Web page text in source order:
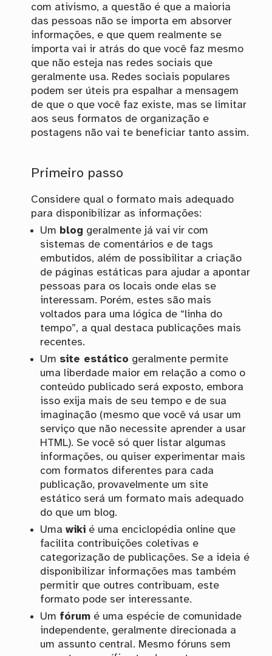
com ativismo, a questão é que a maioria
das pessoas não se importa em absorver
informações, e que quem realmente se
importa vai ir atrás do que você faz mesmo
que não esteja nas redes sociais que
geralmente usa. Redes sociais populares
podem ser úteis pra espalhar a mensagem
de que o que você faz existe, mas se limitar
aos seus formatos de organização e
postagens não vai te beneficiar tanto assim.
Primeiro passo
Considere qual o formato mais adequado
para disponibilizar as informações:
Um blog geralmente já vai vir com
sistemas de comentários e de tags
embutidos, além de possibilitar a criação
de páginas estáticas para ajudar a apontar
pessoas para os locais onde elas se
interessam. Porém, estes são mais
voltados para uma lógica de “linha do
tempo”, a qual destaca publicações mais
recentes.
Um site estático geralmente permite
uma liberdade maior em relação a como o
conteúdo publicado será exposto, embora
isso exija mais de seu tempo e de sua
imaginação (mesmo que você vá usar um
serviço que não necessite aprender a usar
HTML). Se você só quer listar algumas
informações, ou quiser experimentar mais
com formatos diferentes para cada
publicação, provavelmente um site
estático será um formato mais adequado
do que um blog.
Uma wikié uma enciclopédia online que
facilita contribuições coletivas e
categorização de publicações. Se a ideia é
disponibilizar informações mas também
permitir que outres contribuam, este
formato pode ser interessante.
Um fórumé uma espécie de comunidade
independente, geralmente direcionada a
um assunto central. Mesmo fóruns sem